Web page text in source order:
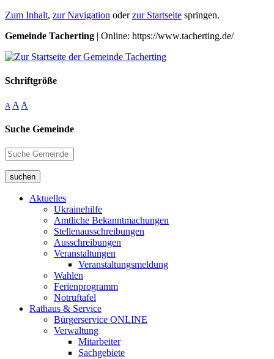
Zum Inhalt, zur Navigation oderzur Startseite springen.
Gemeinde Tacherting | Online: https://www.tacherting.de/
Schriftgröße
A A A
Suche Gemeinde
suchen
Aktuelles
Ukrainehilfe
Amtliche Bekanntmachungen
Stellenausschreibungen
Ausschreibungen
Veranstaltungen
Veranstaltungsmeldung
Wahlen
Ferienprogramm
Notruftafel
Rathaus & Service
Bürgerservice ONLINE
Verwaltung
Mitarbeiter
Sachgebiete